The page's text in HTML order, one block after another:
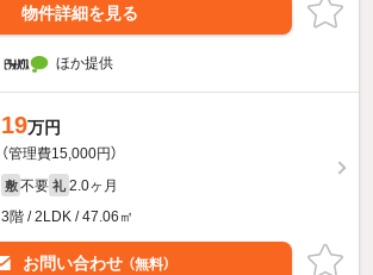
物件詳細を見る
ほか提供
19万円
（管理費15,000円）
敷 不要 礼 2.0ヶ月
3階 / 2LDK / 47.06㎡
お問い合わせ （無料）